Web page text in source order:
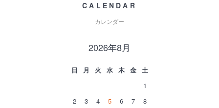
CALENDAR
カレンダー
2026年8月
日 月 火 水 木 金
土
1
2
3 4 5 6 7
8